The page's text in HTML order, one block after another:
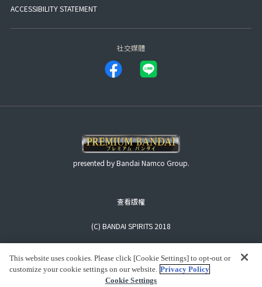
ACCESSIBILITY STATEMENT
社交媒體
presented by Bandai Namco Group.
查看版權
(C) BANDAI SPIRITS 2018
This website uses cookies. Please click [Cookie Settings] to opt-out or
customize your cookie settings on our website. Privacy Policy
Cookie Settings